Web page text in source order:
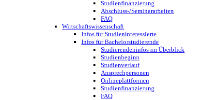
Studienfinanzierung
Abschluss-/Seminararbeiten
FAQ
Wirtschaftswissenschaft
Infos für Studieninteressierte
Infos für Bachelorstudierende
Studierendeninfos im Überblick
Studienbeginn
Studienverlauf
Ansprechpersonen
Onlineplattformen
Studienfinanzierung
FAQ